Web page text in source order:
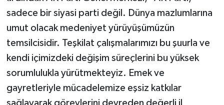
sadece bir siyasi parti değil. Dünya mazlumlarına
umut olacak medeniyet yürüyüşümüzün
temsilcisidir. Teşkilat çalışmalarımızı bu şuurla ve
kendi içimizdeki değişim süreçlerini bu yüksek
sorumlulukla yürütmekteyiz. Emek ve
gayretleriyle mücadelemize eşsiz katkılar